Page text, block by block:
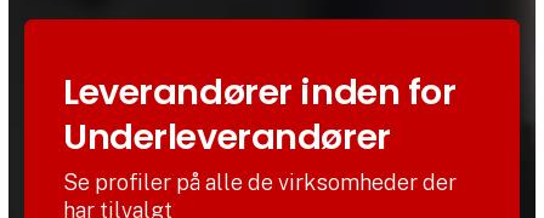
Leverandører inden for
Underleverandører
Se profiler på alle de virksomheder der
har tilvalgt